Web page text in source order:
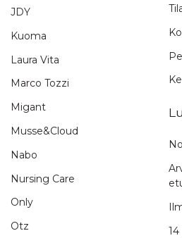
JDY
Kuoma
Laura Vita
Marco Tozzi
Migant
Musse&Cloud
Nabo
Nursing Care
Only
Otz